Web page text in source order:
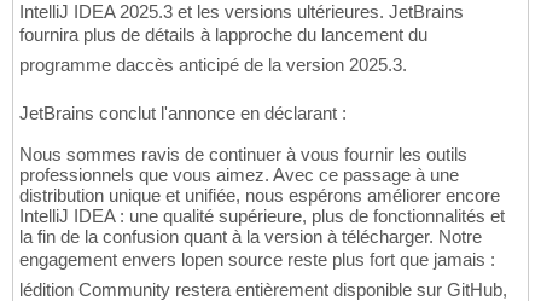
IntelliJ IDEA 2025.3 et les versions ultérieures. JetBrains
fournira plus de détails à lapproche du lancement du
programme daccès anticipé de la version 2025.3.
JetBrains conclut l'annonce en déclarant :
Nous sommes ravis de continuer à vous fournir les outils
professionnels que vous aimez. Avec ce passage à une
distribution unique et unifiée, nous espérons améliorer encore
IntelliJ IDEA : une qualité supérieure, plus de fonctionnalités et
la fin de la confusion quant à la version à télécharger. Notre
engagement envers lopen source reste plus fort que jamais :
lédition Community restera entièrement disponible sur GitHub,